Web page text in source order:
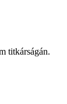
titkárságán.